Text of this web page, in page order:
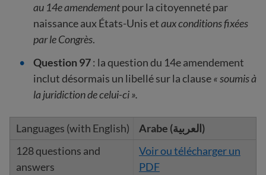
au 14e amendementpour la citoyenneté par
naissance aux États-Unis etaux conditions fixées
par le Congrès.
Question 97: la question du 14e amendement
inclut désormais un libellé sur la clause« soumis à
la juridiction de celui-ci ».
Arabe (العربية)
Voir ou télécharger un
PDF